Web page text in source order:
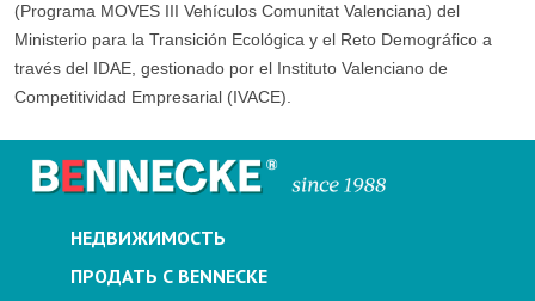
(Programa MOVES III Vehículos Comunitat Valenciana) del
Ministerio para la Transición Ecológica y el Reto Demográfico a
través del IDAE, gestionado por el Instituto Valenciano de
Competitividad Empresarial (IVACE).
НЕДВИЖИМОСТЬ
ПРОДАТЬ С BENNECKE